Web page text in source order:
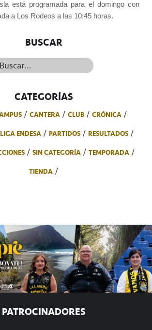
está programada para el domingo con
a Los Rodeos a las 10:45 horas.
BUSCAR
CATEGORÍAS
CANTERA CLUB
CRÓNICA
LIGA ENDESA PARTIDOS
RESULTADOS
SIN CATEGORÍA
TEMPORADA
TIENDA
PATROCINADORES